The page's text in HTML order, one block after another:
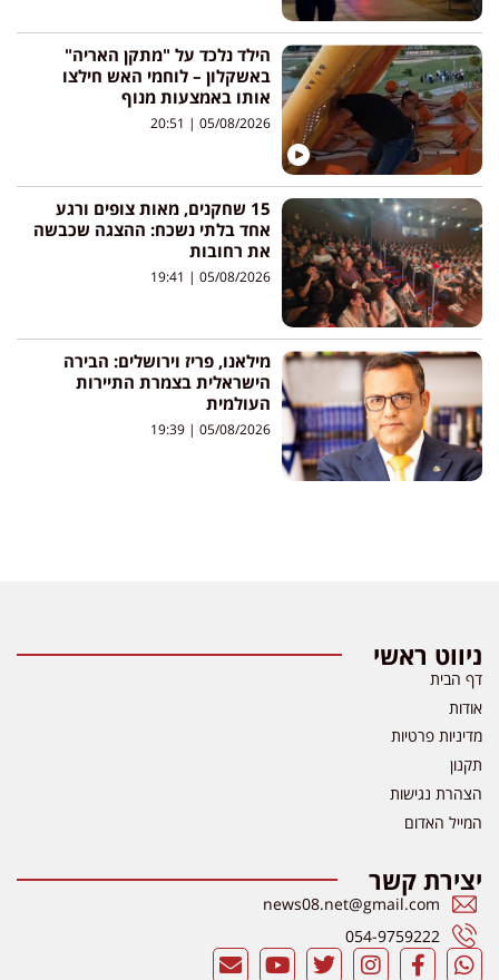
הילד נלכד על "מתקן האריה"
באשקלון – לוחמי האש חילצו
אותו באמצעות מנוף
05/08/2026
15 שחקנים, מאות צופים ורגע
אחד בלתי נשכח: ההצגה שכבשה
את רחובות
05/08/2026
מילאנו, פריז וירושלים: הבירה
הישראלית בצמרת התיירות
העולמית
05/08/2026
ניווט ראשי
דף הבית
אודות
מדיניות פרטיות
תקנון
הצהרת נגישות
המייל האדום
יצירת קשר
news08.net@gmail.com
054-9759222